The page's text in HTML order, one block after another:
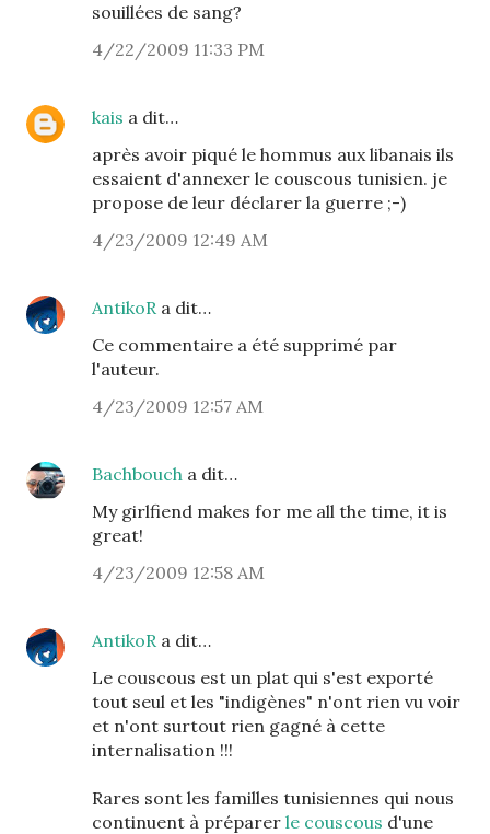
souillées de sang?
4/22/2009 11:33 PM
kais a dit…
après avoir piqué le hommus aux libanais ils
essaient d'annexer le couscous tunisien. je
propose de leur déclarer la guerre ;-)
4/23/2009 12:49 AM
AntikoR a dit…
Ce commentaire a été supprimé par
l'auteur.
4/23/2009 12:57 AM
Bachbouch a dit…
My girlfiend makes for me all the time, it is
great!
4/23/2009 12:58 AM
AntikoR a dit…
Le couscous est un plat qui s'est exporté
tout seul et les "indigènes" n'ont rien vu voir
et n'ont surtout rien gagné à cette
internalisation !!!
Rares sont les familles tunisiennes qui nous
continuent à préparer le couscous d'une